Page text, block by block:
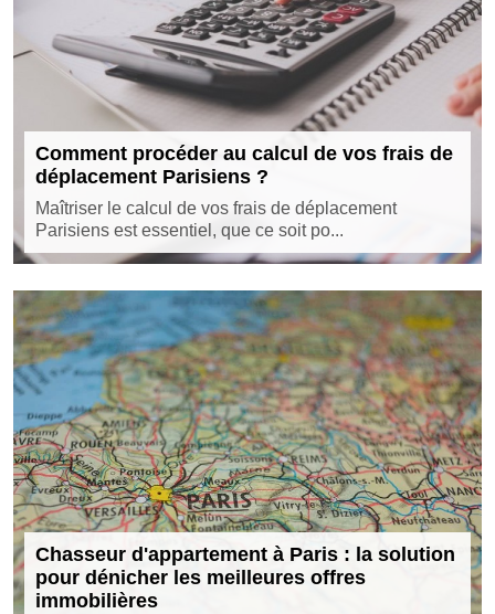
Comment procéder au calcul de vos frais de
déplacement Parisiens ?
Maîtriser le calcul de vos frais de déplacement
Parisiens est essentiel, que ce soit po...
Chasseur d'appartement à Paris : la solution
pour dénicher les meilleures offres
immobilières